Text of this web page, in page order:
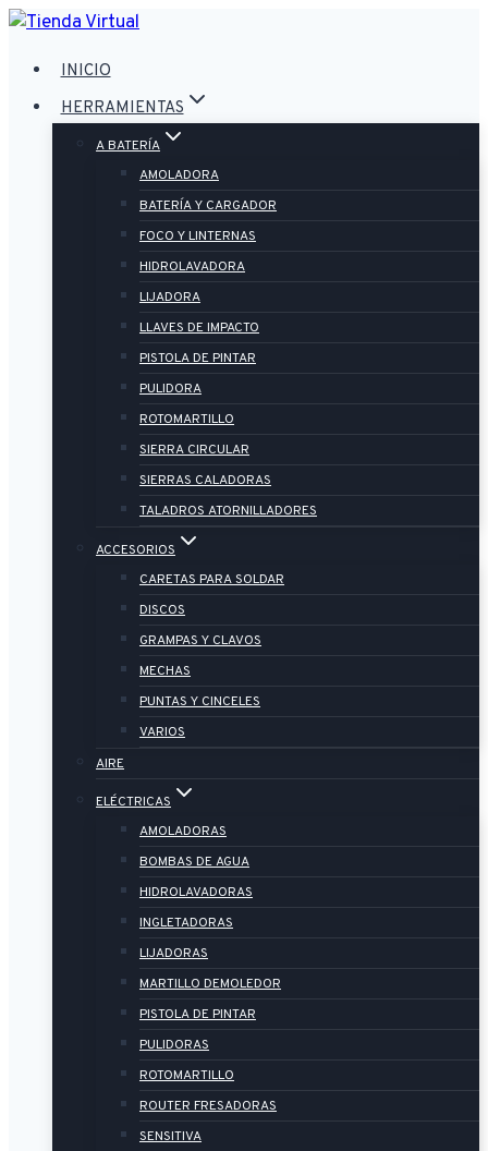
Saltar
contenido
INICIO
HERRAMIENTAS
A BATERÍA
AMOLADORA
BATERÍA Y CARGADOR
FOCO Y LINTERNAS
HIDROLAVADORA
LIJADORA
LLAVES DE IMPACTO
PISTOLA DE PINTAR
PULIDORA
ROTOMARTILLO
SIERRA CIRCULAR
SIERRAS CALADORAS
TALADROS ATORNILLADORES
ACCESORIOS
CARETAS PARA SOLDAR
DISCOS
GRAMPAS Y CLAVOS
MECHAS
PUNTAS Y CINCELES
VARIOS
AIRE
ELÉCTRICAS
AMOLADORAS
BOMBAS DE AGUA
HIDROLAVADORAS
INGLETADORAS
LIJADORAS
MARTILLO DEMOLEDOR
PISTOLA DE PINTAR
PULIDORAS
ROTOMARTILLO
ROUTER FRESADORAS
SENSITIVA